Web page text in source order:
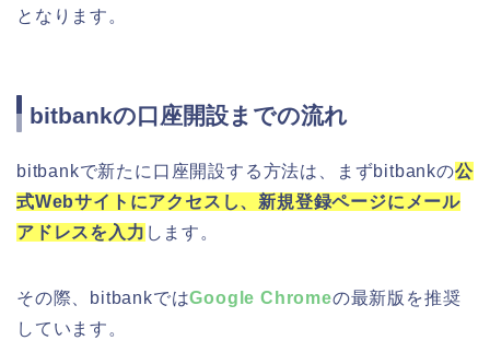
となります。
bitbankの口座開設までの流れ
bitbankで新たに口座開設する方法は、まずbitbankの公
式Webサイトにアクセスし、新規登録ページにメール
アドレスを入力 します。
その際、bitbankではGoogle Chromeの最新版を推奨
しています。